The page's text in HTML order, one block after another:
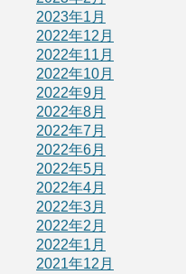
2023年1月
2022年12月
2022年11月
2022年10月
2022年9月
2022年8月
2022年7月
2022年6月
2022年5月
2022年4月
2022年3月
2022年2月
2022年1月
2021年12月